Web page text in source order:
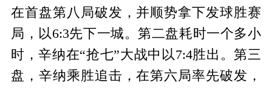
在首盘第八局破发，并顺势拿下发球胜赛
局，以6:3先下一城。第二盘耗时一个多小
时，辛纳在“抢七”大战中以7:4胜出。第三
盘，辛纳乘胜追击，在第六局率先破发，